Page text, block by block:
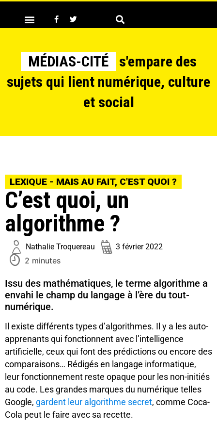
MÉDIAS-CITÉ
s'empare des
sujets qui lient numérique, culture
et social
LEXIQUE - MAIS AU FAIT, C'EST QUOI ?
C’est quoi, un
algorithme ?
Nathalie Troquereau 3 février 2022
2 minutes
Issu des mathématiques, le terme algorithme a
envahi le champ du langage à l’ère du tout-
numérique.
Il existe différents types d’algorithmes. Il y a les auto-
apprenants qui fonctionnent avec l’intelligence
artificielle, ceux qui font des prédictions ou encore des
comparaisons… Rédigés en langage informatique,
leur fonctionnement reste opaque pour les non-initiés
au code. Les grandes marques du numérique telles
Google, gardent leur algorithme secret, comme Coca-
Cola peut le faire avec sa recette.